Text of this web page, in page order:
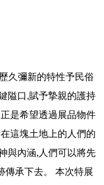
久彌新的特性予民俗
隘口,賦予摯親的護持
是希望透過展品物件
這塊土地上的人們的
與內涵,人們可以將先
傳承下去。 本次特展